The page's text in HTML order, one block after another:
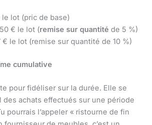
le lot (pric de base)
€ le lot (remise sur quantité de 5 %)
€ le lot (remise sur quantité de 10 %)
cumulative
pour fidéliser sur la durée. Elle se
des achats effectués sur une période
pourrais l’appeler « ristourne de fin